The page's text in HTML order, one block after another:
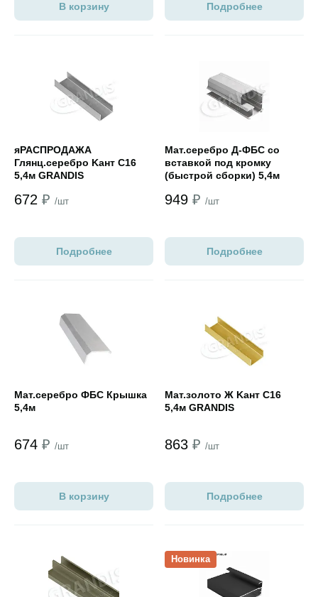
В корзину Подробнее
яРАСПРОДАЖА
Глянц.cеребро Kант С16
5,4м GRANDIS
672 ₽ /шт
Подробнее
Мат.cеребро Д-ФБС со
вставкой под кромку
(быстрой сборки) 5,4м
949 ₽ /шт
Подробнее
Мат.cеребро ФБС Крышка
5,4м
674 ₽ /шт
Открыть товар
В корзину
Мат.золото Ж Kант С16
5,4м GRANDIS
863 ₽ /шт
Подробнее
Открыть товар Новинка
Открыть товар